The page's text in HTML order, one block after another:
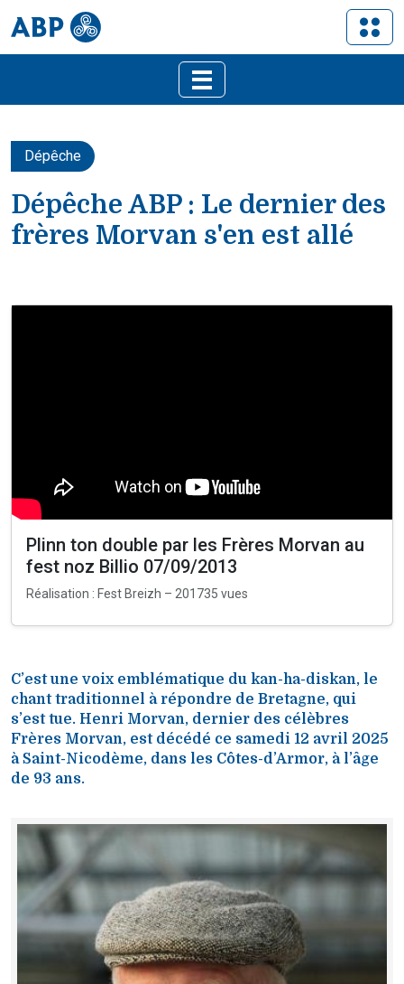
Dépêche
Dépêche ABP : Le dernier des
frères Morvan s'en est allé
Plinn ton double par les Frères Morvan au
fest noz Billio 07/09/2013
Réalisation : Fest Breizh – 201735 vues
C’est une voix emblématique du kan-ha-diskan, le
chant traditionnel à répondre de Bretagne, qui
s’est tue. Henri Morvan, dernier des célèbres
Frères Morvan, est décédé ce samedi 12 avril 2025
à Saint-Nicodème, dans les Côtes-d’Armor, à l’âge
de 93 ans.